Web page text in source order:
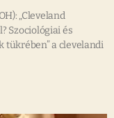
„Cleveland
Szociológiai és
tükrében” a clevelandi